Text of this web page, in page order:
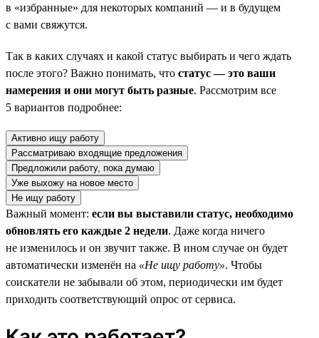
в «избранные» для некоторых компаний — и в будущем
с вами свяжутся.
Так в каких случаях и какой статус выбирать и чего ждать
после этого? Важно понимать, что статус — это ваши
намерения и они могут быть разные. Рассмотрим все
5 вариантов подробнее:
Активно ищу работу
Рассматриваю входящие предложения
Предложили работу, пока думаю
Уже выхожу на новое место
Не ищу работу
Важный момент: если вы выставили статус, необходимо
обновлять его каждые 2 недели. Даже когда ничего
не изменилось и он звучит также. В ином случае он будет
автоматически изменён на «Не ищу работу». Чтобы
соискатели не забывали об этом, периодически им будет
приходить соответствующий опрос от сервиса.